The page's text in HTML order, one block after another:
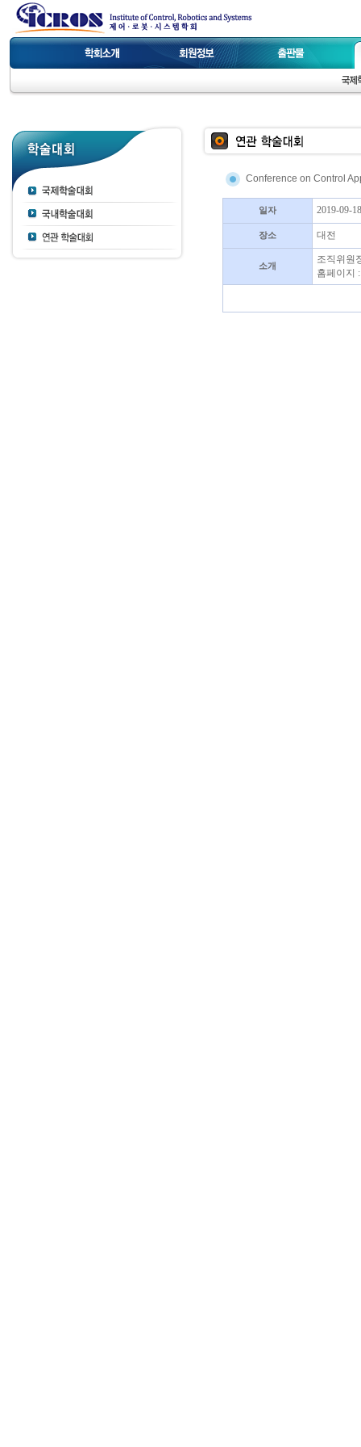
Conference on Control
일자 2019-09-
장소 대전
소개
조직위원
홈페이지